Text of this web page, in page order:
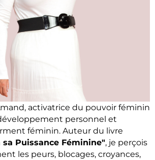
activatrice du pouvoir féminin
personnel et
féminin. Auteur du livre
sa Puissance Féminine", je perçois
les peurs, blocages, croyances,